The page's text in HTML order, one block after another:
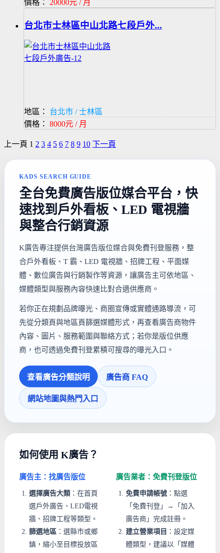
價格： 20000元 / 月
台北市士林區中山北路七段戶外...
地區：
台北市 / 士林區
價格： 8000元 / 月
上一頁 1 2 3 4 5 6 7 8 9 10 下一頁
KADS SEARCH GUIDE
全台免費廣告版位媒合平台，快
速找到戶外看板、LED 電視牆
與整合行銷資源
K廣告專注提供台灣廣告版位媒合與免費刊登服務，整
合戶外看板、T 霸、LED 電視牆、招牌工程、平面媒
體、數位廣告與行銷製作等資源，讓廣告主可依地區、
媒體類型與服務內容快速比對合適供應商。
若你正在規劃品牌曝光、商圈宣傳或實體通路導流，可
先從分類頁與地區頁篩選媒體形式，再查看廣告商物件
內容、圖片、服務範圍與聯絡方式；若你是版位供應
商，也可透過免費刊登累積可搜尋的曝光入口。
查看廣告分類說明 廣告商 FAQ
網站地圖與熱門入口
如何使用 K廣告？
廣告主：找廣告版位
選擇廣告大類 ：在首頁
選戶外廣告、LED電視
牆、招牌工程等類型。
篩選地區 ：選縣市或鄉
鎮，縮小至目標投放區
廣告業者：免費刊登版位
免費申請帳號 ：點選
「免費刊登」→「加入
廣告商」完成註冊。
建立營業項目 ：設定媒
體類型，建議以「媒體